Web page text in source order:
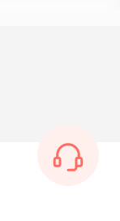
modalità di